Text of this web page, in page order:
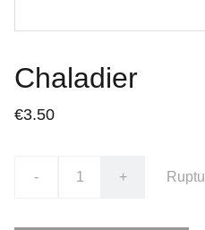
Chaladier
€3.50
- +